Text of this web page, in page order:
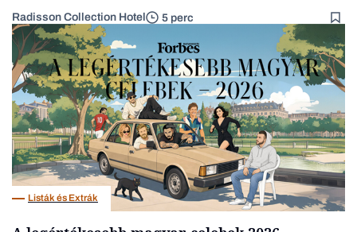
Radisson Collection Hotel 5 perc
Listák és Extrák